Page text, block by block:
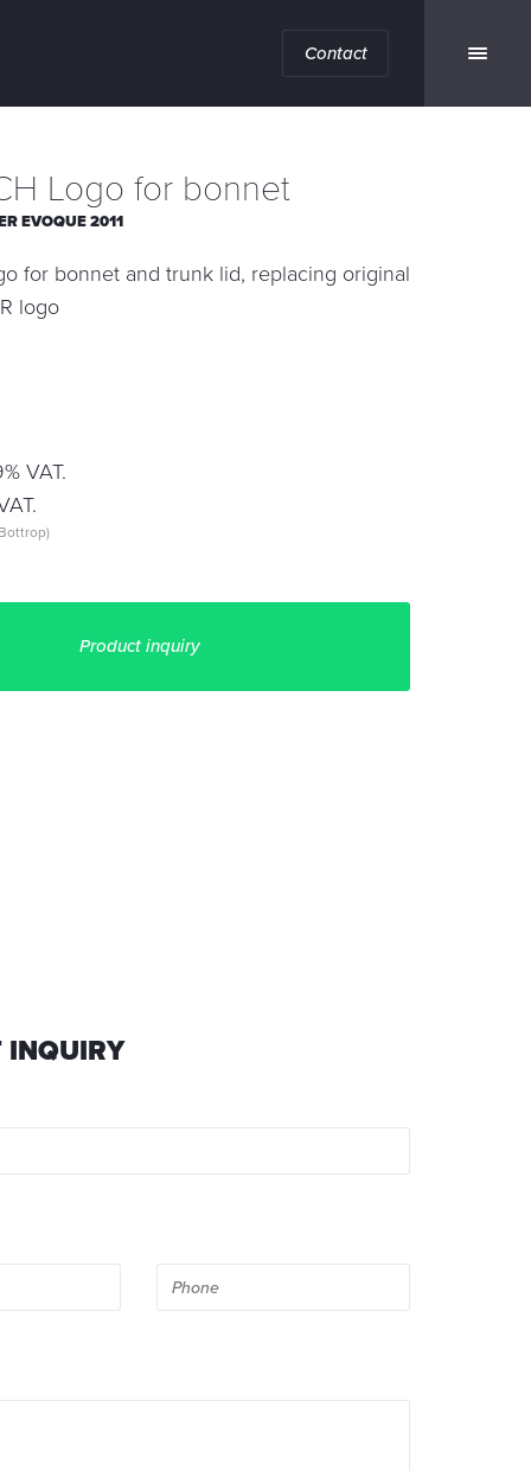
Contact
Logo for bonnet
EVOQUE 2011
for bonnet and trunk lid, replacing original
logo
VAT.
Product inquiry
INQUIRY